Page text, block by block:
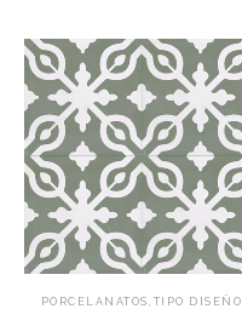
PORCELANATOS TIPO DISEÑO